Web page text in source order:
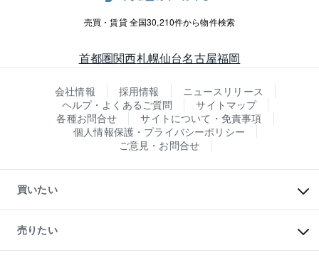
売買・賃貸 全国30,210件から物件検索
首都圏関西札幌仙台名古屋福岡
会社情報 採用情報
ニュースリリース
ヘルプ・よくあるご質問
サイトマップ
各種お問合せ
サイトについて・免責事項
個人情報保護・プライバシーポリシー
ご意見・お問合せ
買いたい
新築・分譲マンションの購入
中古マンションの購入
一戸建ての購入
売りたい